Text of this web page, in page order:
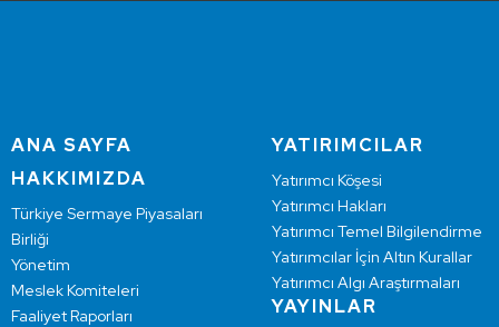
ANA SAYFA
HAKKIMIZDA
Türkiye Sermaye Piyasaları
Birliği
Yönetim
Meslek Komiteleri
Faaliyet Raporları
YATIRIMCILAR
Yatırımcı Köşesi
Yatırımcı Hakları
Yatırımcı Temel Bilgilendirme
Yatırımcılar İçin Altın Kurallar
Yatırımcı Algı Araştırmaları
YAYINLAR